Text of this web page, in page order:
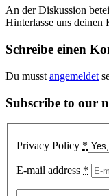
An der Diskussion
Hinterlasse uns deinen
Schreibe einen
Du musst angemeldet
Subscribe to our
Privacy Policy *
E-mail address *